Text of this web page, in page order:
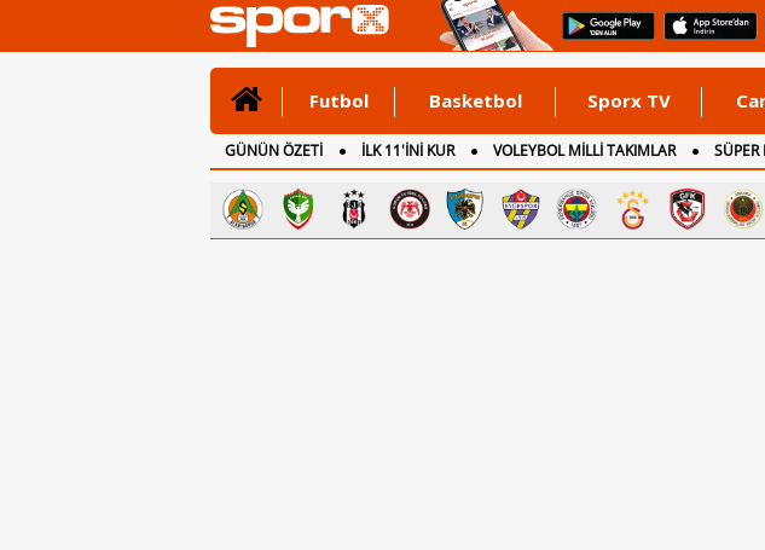
Futbol Basketbol Sporx TV
GÜNÜN ÖZETİ İLK 11'İNİ KUR VOLEYBOL MİLLİ TAKIMLAR SÜPER
CANLI ANLATIM
İNGİLTERE